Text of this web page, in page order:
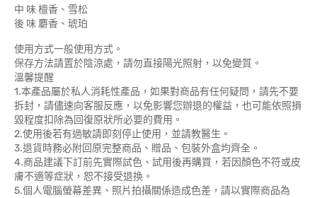
中 味 檀香、雪松
後 味 麝香、琥珀
使用方式一般使用方式。
保存方法請置於陰涼處，請勿直接陽光照射，以免變質。
溫馨提醒
1.本產品屬於私人消耗性產品，如果對商品有任何疑問，請先不要
拆封，請儘速向客服反應，以免影響您辦退的權益，也可能依照損
毀程度扣除為回復原狀所必要的費用。
2.使用後若有過敏請即刻停止使用，並請教醫生。
3.退貨時務必附回原完整商品、贈品、包裝外盒均齊全。
4.商品建議下訂前先實際試色、試用後再購買，若因顏色不符或皮
膚不適等症狀，恕不接受退換。
5.個人電腦螢幕差異、照片拍攝關係造成色差，請以實際商品為